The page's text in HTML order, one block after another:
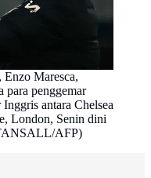
Enzo Maresca,
para penggemar
antara Chelsea
London, Senin dini
AFP)